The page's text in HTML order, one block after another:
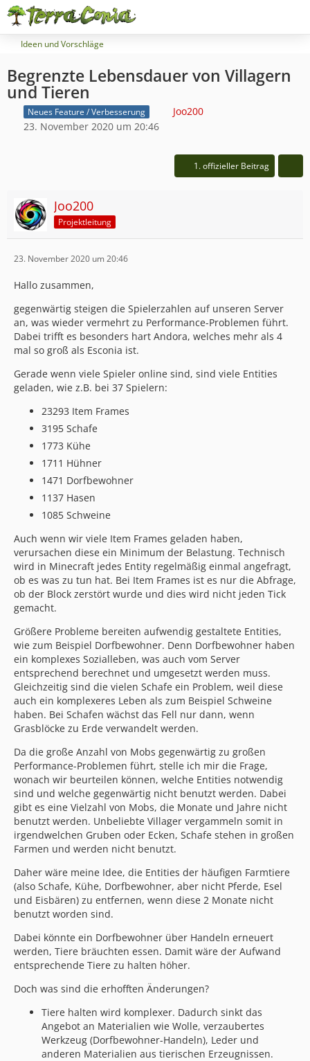
Ideen und Vorschläge
Begrenzte Lebensdauer von Villagern
und Tieren
Neues Feature / Verbesserung
Joo200
23. November 2020 um 20:46
1. offizieller Beitrag
Joo200
Projektleitung
23. November 2020 um 20:46
Hallo zusammen,
gegenwärtig steigen die Spielerzahlen auf unseren Server
an, was wieder vermehrt zu Performance-Problemen führt.
Dabei trifft es besonders hart Andora, welches mehr als 4
mal so groß als Esconia ist.
Gerade wenn viele Spieler online sind, sind viele Entities
geladen, wie z.B. bei 37 Spielern:
23293 Item Frames
3195 Schafe
1773 Kühe
1711 Hühner
1471 Dorfbewohner
1137 Hasen
1085 Schweine
Auch wenn wir viele Item Frames geladen haben,
verursachen diese ein Minimum der Belastung. Technisch
wird in Minecraft jedes Entity regelmäßig einmal angefragt,
ob es was zu tun hat. Bei Item Frames ist es nur die Abfrage,
ob der Block zerstört wurde und dies wird nicht jeden Tick
gemacht.
Größere Probleme bereiten aufwendig gestaltete Entities,
wie zum Beispiel Dorfbewohner. Denn Dorfbewohner haben
ein komplexes Sozialleben, was auch vom Server
entsprechend berechnet und umgesetzt werden muss.
Gleichzeitig sind die vielen Schafe ein Problem, weil diese
auch ein komplexeres Leben als zum Beispiel Schweine
haben. Bei Schafen wächst das Fell nur dann, wenn
Grasblöcke zu Erde verwandelt werden.
Da die große Anzahl von Mobs gegenwärtig zu großen
Performance-Problemen führt, stelle ich mir die Frage,
wonach wir beurteilen können, welche Entities notwendig
sind und welche gegenwärtig nicht benutzt werden. Dabei
gibt es eine Vielzahl von Mobs, die Monate und Jahre nicht
benutzt werden. Unbeliebte Villager vergammeln somit in
irgendwelchen Gruben oder Ecken, Schafe stehen in großen
Farmen und werden nicht benutzt.
Daher wäre meine Idee, die Entities der häufigen Farmtiere
(also Schafe, Kühe, Dorfbewohner, aber nicht Pferde, Esel
und Eisbären) zu entfernen, wenn diese 2 Monate nicht
benutzt worden sind.
Dabei könnte ein Dorfbewohner über Handeln erneuert
werden, Tiere bräuchten essen. Damit wäre der Aufwand
entsprechende Tiere zu halten höher.
Doch was sind die erhofften Änderungen?
Tiere halten wird komplexer. Dadurch sinkt das
Angebot an Materialien wie Wolle, verzaubertes
Werkzeug (Dorfbewohner-Handeln), Leder und
anderen Materialien aus tierischen Erzeugnissen.